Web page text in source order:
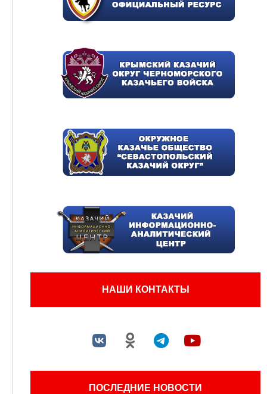
НАШИ КОНТАКТЫ
ПОСЛЕДНИЕ НОВОСТИ